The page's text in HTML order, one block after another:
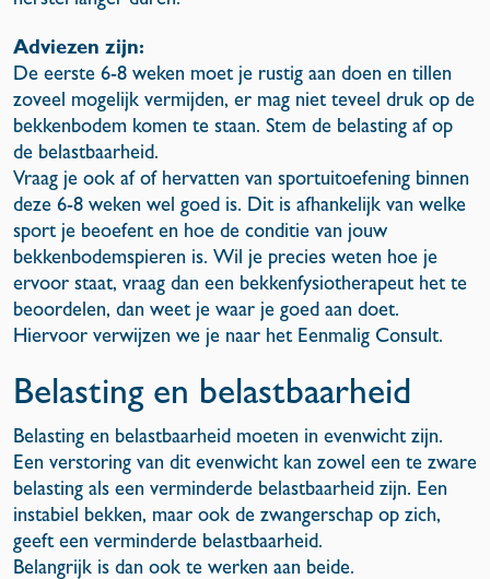
Adviezen zijn:
De eerste 6-8 weken moet je rustig aan doen en tillen
zoveel mogelijk vermijden, er mag niet teveel druk op de
bekkenbodem komen te staan. Stem de belasting af op
de belastbaarheid.
Vraag je ook af of hervatten van sportuitoefening binnen
deze 6-8 weken wel goed is. Dit is afhankelijk van welke
sport je beoefent en hoe de conditie van jouw
bekkenbodemspieren is. Wil je precies weten hoe je
ervoor staat, vraag dan een bekkenfysiotherapeut het te
beoordelen, dan weet je waar je goed aan doet.
Hiervoor verwijzen we je naar het Eenmalig Consult.
Belasting en belastbaarheid
Belasting en belastbaarheid moeten in evenwicht zijn.
Een verstoring van dit evenwicht kan zowel een te zware
belasting als een verminderde belastbaarheid zijn. Een
instabiel bekken, maar ook de zwangerschap op zich,
geeft een verminderde belastbaarheid.
Belangrijk is dan ook te werken aan beide.